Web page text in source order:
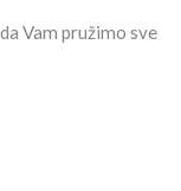
Vam pružimo sve